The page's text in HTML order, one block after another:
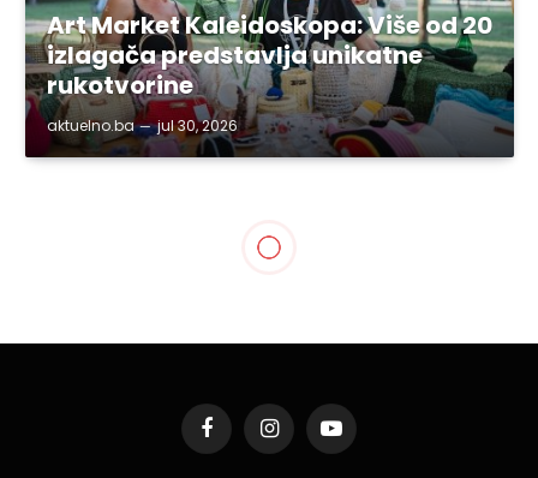
Art Market Kaleidoskopa: Više od 20
izlagača predstavlja unikatne
rukotvorine
aktuelno.ba jul 30, 2026
Određen jednomjesečni
pritvor za Adnela Mazića iz